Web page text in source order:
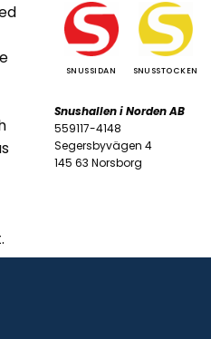
SNUSSIDAN SNUSSTOCKEN
Snushallen i Norden AB
559117-4148
Segersbyvägen 4
145 63 Norsborg